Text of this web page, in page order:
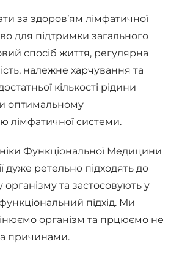
за здоров’ям лімфатичної
для підтримки загального
спосіб життя, регулярна
належне харчування та
кількості рідини
оптимальному
лімфатичної системи.
Функціональної Медицини
дуже ретельно підходять до
та застосовують у
підхід. Ми
організм та прцюємо не
причинами.